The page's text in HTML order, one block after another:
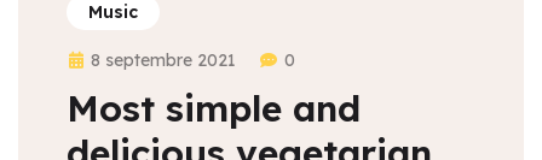
Music
8 septembre 2021 0
Most simple and